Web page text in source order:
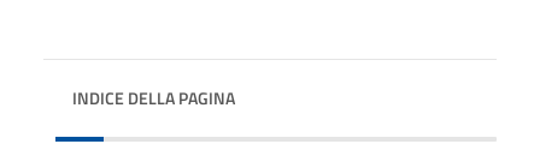
INDICE DELLA PAGINA